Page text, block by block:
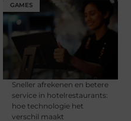
GAMES
Sneller afrekenen en betere
service in hotelrestaurants:
hoe technologie het
verschil maakt